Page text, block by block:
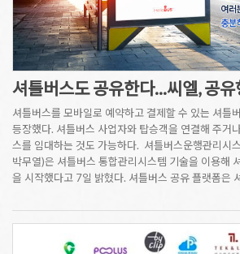
셔틀버스도 공유한다...씨엘, 공
셔틀버스를 모바일로 예약하고 결제할 수 있는 셔틀
등장했다. 셔틀버스 사업자와 탑승객을 연결해 주거
스를 임대하는 것도 가능하다. 셔틀버스운행관리시
박무열)은 셔틀버스 통합관리시스템 기술을 이용해
을 시작했다고 7일 밝혔다. 셔틀버스 공유 플랫폼은